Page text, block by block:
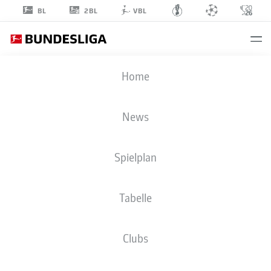
BL 2BL VBL
Home
News
Spielplan
Tabelle
Clubs